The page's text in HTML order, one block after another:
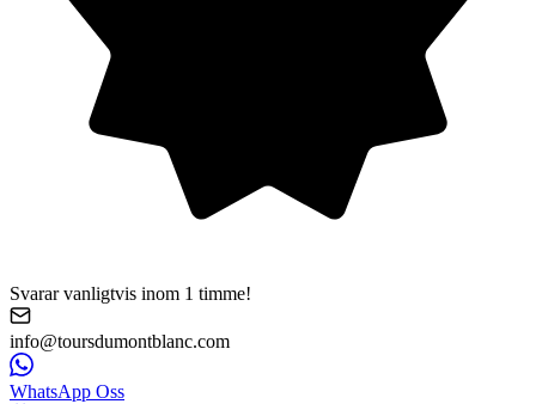
Svarar vanligtvis inom 1 timme!
info@toursdumontblanc.com
WhatsApp Oss